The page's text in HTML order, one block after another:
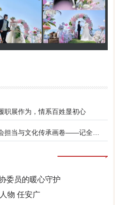
委员的暖心守护
物 任安广
职展作为，情系百姓显初心
以健康为笔，绘就社会担当与文化传承画卷——记全国第十一届道德教育新闻人物孙家幕